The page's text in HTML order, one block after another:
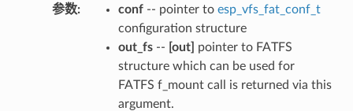
参数: conf-- pointer to esp_vfs_fat_conf_t
configuration structure
out_fs-- [out]
pointer to FATFS
structure which can be used for
FATFS f_mount call is returned via this
argument.